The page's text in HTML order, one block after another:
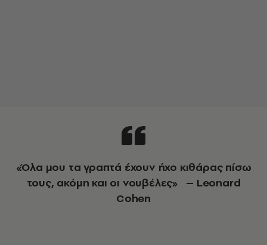
«Όλα μου τα γραπτά έχουν ήχο κιθάρας πίσω
τους, ακόμη και οι νουβέλες» – Leonard
Cohen